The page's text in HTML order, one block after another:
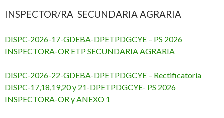
INSPECTOR/RA SECUNDARIA AGRARIA
DISPC-2026-17-GDEBA-DPETPDGCYE – PS 2026
INSPECTORA-OR ETP SECUNDARIA AGRARIA
DISPC-2026-22-GDEBA-DPETPDGCYE – Rectificatoria
DISPC-17,18,19,20 y 21-DPETPDGCYE- PS 2026
INSPECTORA-OR y ANEXO 1